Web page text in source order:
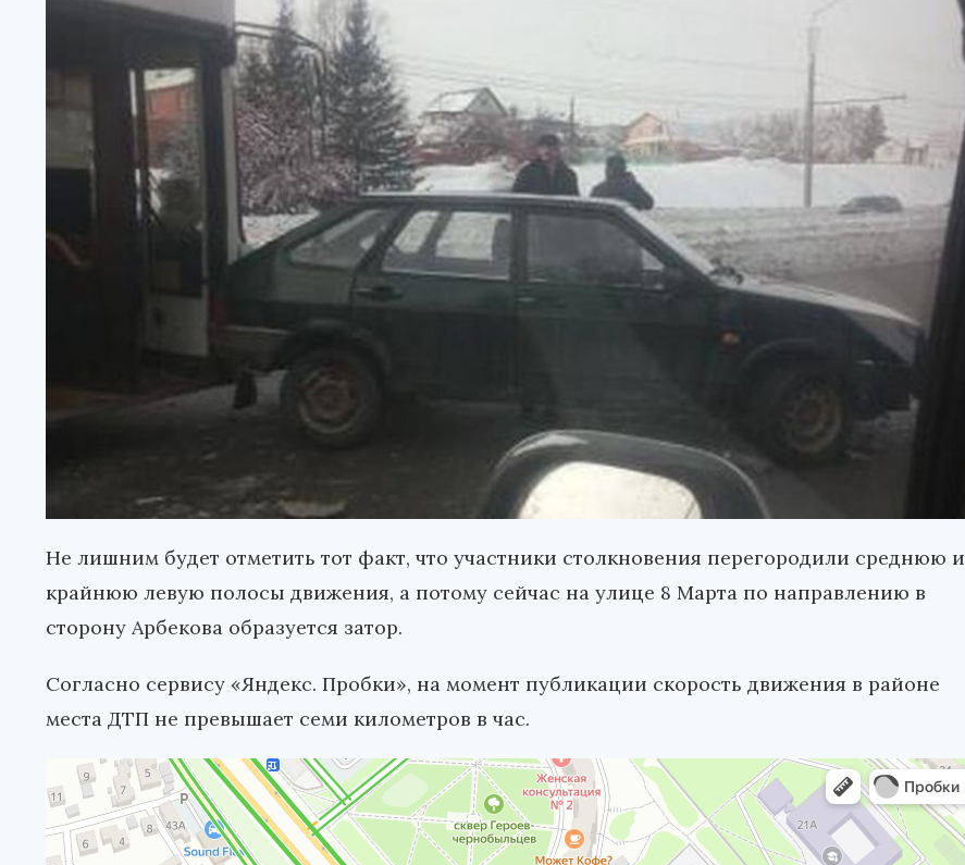
Не лишним будет отметить тот факт, что участники столкновения перегородили среднюю и
крайнюю левую полосы движения, а потому сейчас на улице 8 Марта по направлению в
сторону Арбекова образуется затор.
Согласно сервису «Яндекс. Пробки», на момент публикации скорость движения в районе
места ДТП не превышает семи километров в час.